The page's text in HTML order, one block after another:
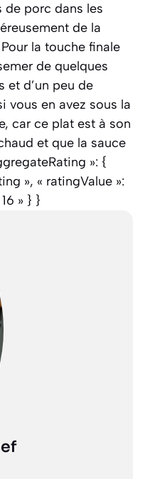
porc dans les
de la
la touche finale
de quelques
et d’un peu de
vous en avez sous la
car ce plat est à son
et que la sauce
»: {
», « ratingValue »:
» } }